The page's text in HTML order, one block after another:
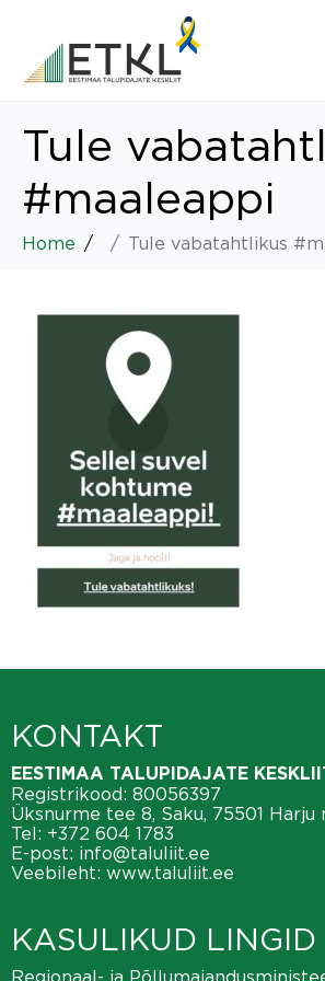
Tule
#maaleappi
Home Tule vabatahtlikus
KONTAKT
EESTIMAA TALUPIDAJATE
Registrikood: 80056397
Üksnurme tee 8, Saku, 75501 Harju
Tel: +372 604 1783
E-post: info@taluliit.ee
Veebileht: www.taluliit.ee
KASULIKUD LINGID
Regionaal- ja